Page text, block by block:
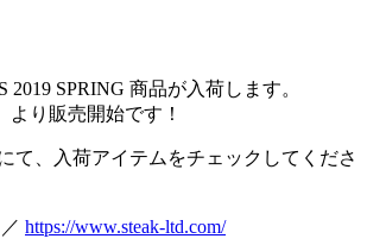
SPRING 商品が入荷します。
より販売開始です！
て、入荷アイテムをチェックしてくださ
https://www.steak-ltd.com/